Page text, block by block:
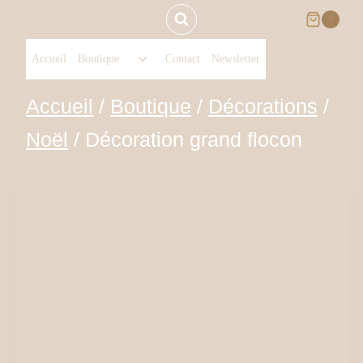
contenu
Accueil Boutique
Ouvrir/fermer
enfant
Contact Newsletter
Accueil / Boutique / Décorations /
Noël / Décoration grand flocon